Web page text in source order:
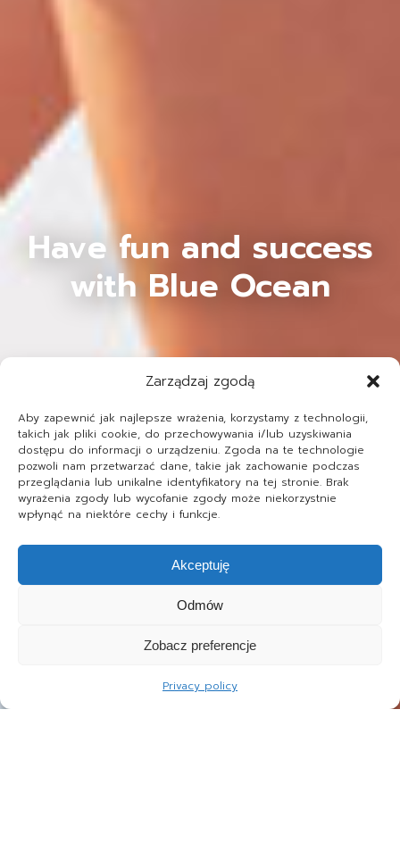
Zarządzaj zgodą
Aby zapewnić jak najlepsze wrażenia, korzystamy z technologii,
takich jak pliki cookie, do przechowywania i/lub uzyskiwania
dostępu do informacji o urządzeniu. Zgoda na te technologie
pozwoli nam przetwarzać dane, takie jak zachowanie podczas
przeglądania lub unikalne identyfikatory na tej stronie. Brak
wyrażenia zgody lub wycofanie zgody może niekorzystnie
wpłynąć na niektóre cechy i funkcje.
Akceptuję
Odmów
Zobacz preferencje
Privacy policy
Have fun and success
with Blue Ocean